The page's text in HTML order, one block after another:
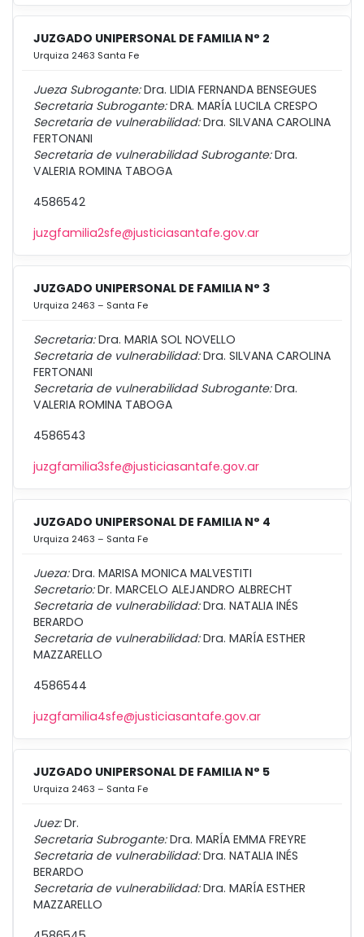
JUZGADO UNIPERSONAL DE FAMILIA N° 2
Urquiza 2463 Santa Fe
Jueza Subrogante:Dra. LIDIA FERNANDA BENSEGUES
Secretaria Subrogante:DRA. MARÍA LUCILA CRESPO
Secretaria de vulnerabilidad:Dra. SILVANA CAROLINA
FERTONANI
Secretaria de vulnerabilidad Subrogante:Dra.
VALERIA ROMINA TABOGA
4586542
juzgfamilia2sfe@justiciasantafe.gov.ar
JUZGADO UNIPERSONAL DE FAMILIA N° 3
Urquiza 2463 – Santa Fe
Secretaria:Dra. MARIA SOL NOVELLO
Secretaria de vulnerabilidad:Dra. SILVANA CAROLINA
FERTONANI
Secretaria de vulnerabilidad Subrogante:Dra.
VALERIA ROMINA TABOGA
4586543
juzgfamilia3sfe@justiciasantafe.gov.ar
JUZGADO UNIPERSONAL DE FAMILIA N° 4
Urquiza 2463 – Santa Fe
Jueza:Dra. MARISA MONICA MALVESTITI
Secretario:Dr. MARCELO ALEJANDRO ALBRECHT
Secretaria de vulnerabilidad:Dra. NATALIA INÉS
BERARDO
Secretaria de vulnerabilidad:Dra. MARÍA ESTHER
MAZZARELLO
4586544
juzgfamilia4sfe@justiciasantafe.gov.ar
JUZGADO UNIPERSONAL DE FAMILIA N° 5
Urquiza 2463 – Santa Fe
Juez:Dr.
Secretaria Subrogante:Dra. MARÍA EMMA FREYRE
Secretaria de vulnerabilidad:Dra. NATALIA INÉS
BERARDO
Secretaria de vulnerabilidad:Dra. MARÍA ESTHER
MAZZARELLO